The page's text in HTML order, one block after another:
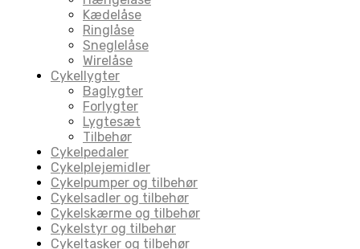
Kædelåse
Ringlåse
Sneglelåse
Wirelåse
Cykellygter
Baglygter
Forlygter
Lygtesæt
Tilbehør
Cykelpedaler
Cykelplejemidler
Cykelpumper og tilbehør
Cykelsadler og tilbehør
Cykelskærme og tilbehør
Cykelstyr og tilbehør
Cykeltasker og tilbehør